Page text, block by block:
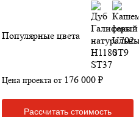
Популярные цвета
Цена проекта от 176 000 ₽
Рассчитать стоимость